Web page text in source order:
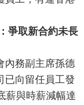
爭取新合約未長
內務副主席孫德
已向留任員工發
薪與時薪減幅達